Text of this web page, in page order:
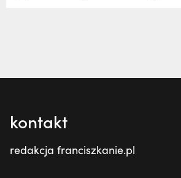
kontakt
redakcja franciszkanie.pl